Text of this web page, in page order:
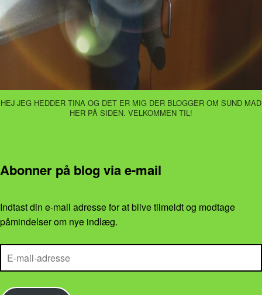
HEJ JEG HEDDER TINA OG DET ER MIG DER BLOGGER OM SUND MAD
HER PÅ SIDEN. VELKOMMEN TIL!
Abonner på blog via e-mail
Indtast din e-mail adresse for at blive tilmeldt og modtage
påmindelser om nye indlæg.
E-mail-adresse